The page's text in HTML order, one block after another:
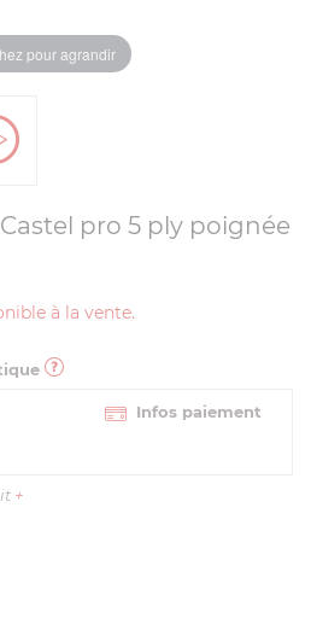
pour agrandir
pro 5 ply poignée
à la vente.
Infos paiement
+